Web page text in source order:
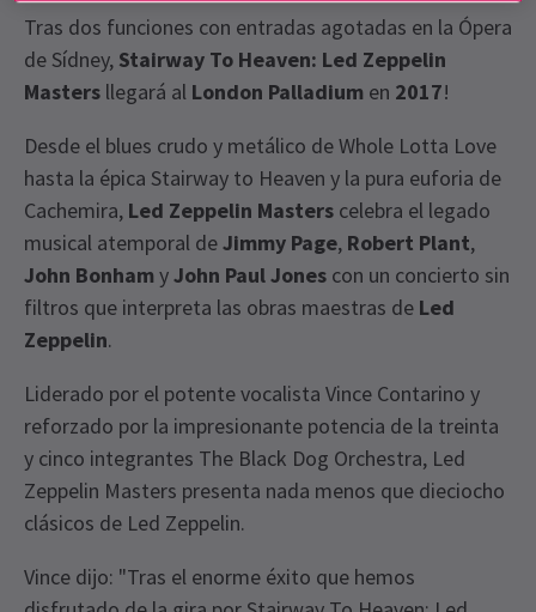
Tras dos funciones con entradas agotadas en la Ópera
de Sídney, Stairway To Heaven: Led Zeppelin
Masters llegará al London Palladium en 2017!
Desde el blues crudo y metálico de Whole Lotta Love
hasta la épica Stairway to Heaven y la pura euforia de
Cachemira, Led Zeppelin Masters celebra el legado
musical atemporal deJimmy Page, Robert Plant,
John Bonham yJohn Paul Jones con un concierto sin
filtros que interpreta las obras maestras de Led
Zeppelin.
Liderado por el potente vocalista Vince Contarino y
reforzado por la impresionante potencia de la treinta
y cinco integrantes The Black Dog Orchestra, Led
Zeppelin Masters presenta nada menos que dieciocho
clásicos de Led Zeppelin.
Vince dijo: "Tras el enorme éxito que hemos